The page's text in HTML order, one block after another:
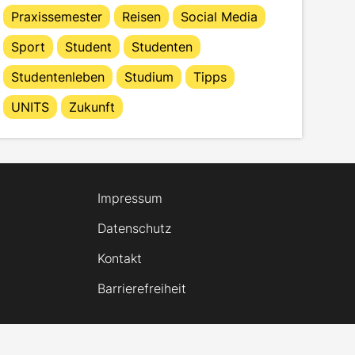
Praxissemester
Reisen
Social Media
Sport
Student
Studenten
Studentenleben
Studium
Tipps
UNITS
Zukunft
Impressum
Datenschutz
Kontakt
Barrierefreiheit